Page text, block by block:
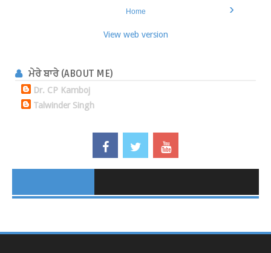
›
Home
View web version
ਮੇਰੇ ਬਾਰੇ (ABOUT ME)
Dr. CP Kamboj
Talwinder Singh